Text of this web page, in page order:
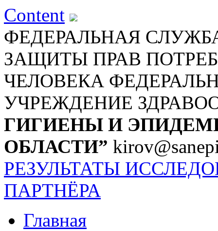
Content
ФЕДЕРАЛЬНАЯ
ЗАЩИТЫ ПРАВ
ЧЕЛОВЕКА
УЧРЕЖДЕНИЕ
ГИГИЕНЫ И
ОБЛАСТИ”
РЕЗУЛЬТАТЫ
ПАРТНЁРА
Главная